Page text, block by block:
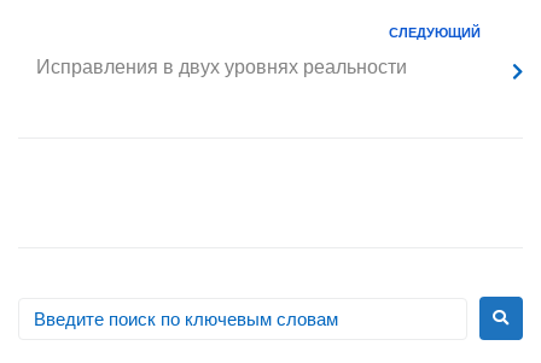
СЛЕДУЮЩИЙ
Исправления в двух уровнях реальности